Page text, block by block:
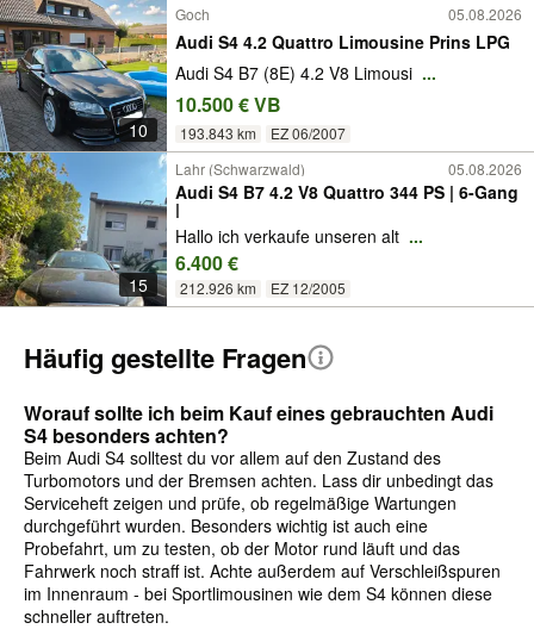
10
Goch 05.08.2026
Audi S4 4.2 Quattro Limousine Prins LPG
Audi S4 B7 (8E) 4.2 V8 Limousi ...
10.500 € VB
193.843 km EZ 06/2007
15
Lahr (Schwarzwald) 05.08.2026
Audi S4 B7 4.2 V8 Quattro 344 PS | 6-Gang
|
Hallo ich verkaufe unseren alt ...
6.400 €
212.926 km EZ 12/2005
Häufig gestellte Fragen
Worauf sollte ich beim Kauf eines gebrauchten Audi
S4 besonders achten?
Beim Audi S4 solltest du vor allem auf den Zustand des
Turbomotors und der Bremsen achten. Lass dir unbedingt das
Serviceheft zeigen und prüfe, ob regelmäßige Wartungen
durchgeführt wurden. Besonders wichtig ist auch eine
Probefahrt, um zu testen, ob der Motor rund läuft und das
Fahrwerk noch straff ist. Achte außerdem auf Verschleißspuren
im Innenraum - bei Sportlimousinen wie dem S4 können diese
schneller auftreten.